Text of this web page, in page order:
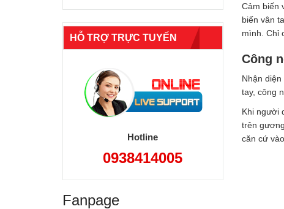
HỖ TRỢ TRỰC TUYẾN
Hotline
0938414005
Fanpage
Cảm biến
biến vân
mình. Chỉ
Công
Nhận
tay, công
Khi người
trên
căn cứ